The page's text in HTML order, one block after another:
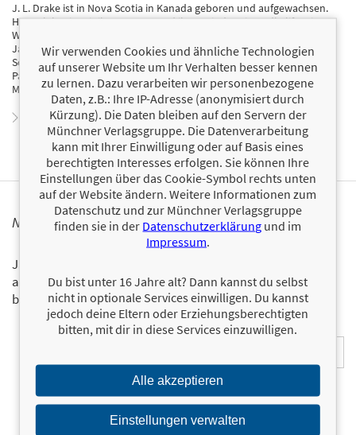
J. L. Drake ist in Nova Scotia in Kanada geboren und aufgewachsen.
Heute lebt sie mit ihrem Mann und ihren Kindern in Südkalifornien.
Wer ihre Bücher liest, merkt schnell, dass sie den Wechsel der vier
Jahreszeiten liebt und als Ostkanadierin selbst im Blut hat. Beim
Schreiben lässt sie sich gern von ihrem Lieblingsautor James
Patterson und dessen mystischen Geschichten voller gefährlicher
Machenschaften inspirieren.
Zum Profil von J. L. Drake
NEWSLETTER
Ja, ich will mit dem kostenlosen LAGO-Newsletter über die
aktuellen Neuerscheinungen und Aktionen informiert
bleiben.
E-Mail-Adresse:
Wir verwenden Cookies und ähnliche Technologien
auf unserer Website um Ihr Verhalten besser kennen
zu lernen. Dazu verarbeiten wir personenbezogene
Daten, z.B.: Ihre IP-Adresse (anonymisiert durch
Kürzung). Die Daten bleiben auf den Servern der
Münchner Verlagsgruppe. Die Datenverarbeitung
kann mit Ihrer Einwilligung oder auf Basis eines
berechtigten Interesses erfolgen. Sie können Ihre
Einstellungen über das Cookie-Symbol rechts unten
auf der Website ändern. Weitere Informationen zum
Datenschutz und zur Münchner Verlagsgruppe
finden sie in der Datenschutzerklärung und im
Impressum.
Du bist unter 16 Jahre alt? Dann kannst du selbst
nicht in optionale Services einwilligen. Du kannst
jedoch deine Eltern oder Erziehungsberechtigten
bitten, mit dir in diese Services einzuwilligen.
Alle akzeptieren
Einstellungen verwalten